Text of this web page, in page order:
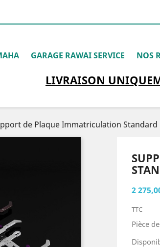
GARAGE RAWAI SERVICE NOS
LIVRAISON
de Plaque Immatriculation Standard
2
TTC
Pièce